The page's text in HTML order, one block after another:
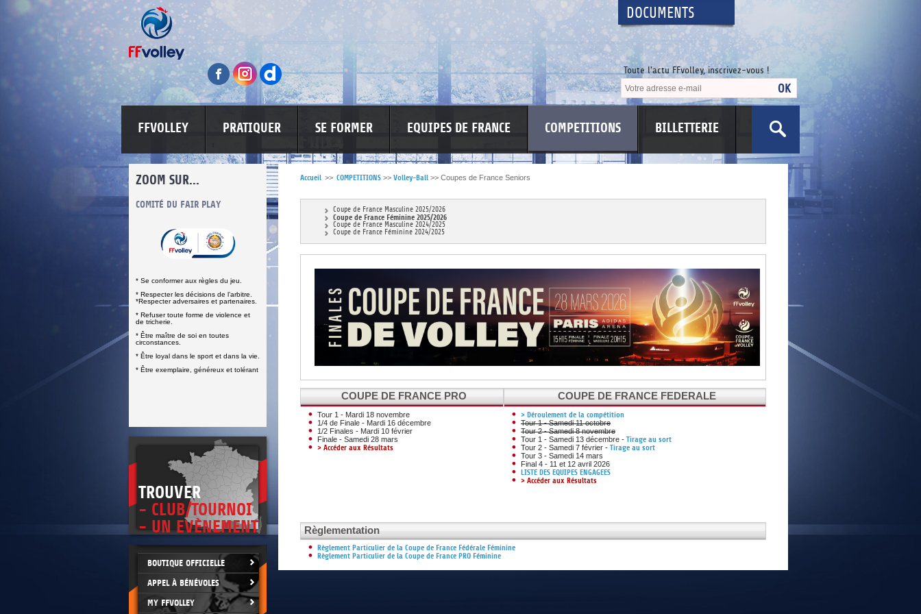
DOCUMENTS
Toute l'actu FFvolley, inscrivez-vous !
FFVOLLEY PRATIQUER SE FORMER EQUIPES DE FRANCE COMPETITIONS BILLETTERIE
ZOOM SUR...
DOCUMENTS UTILES
CLIQUEZ ICI
COMITÉ DU FAIR PLAY
* Se conformer aux règles du jeu.
* Respecter les décisions de l’arbitre.
*Respecter adversaires et partenaires.
* Refuser toute forme de violence et
de tricherie.
* Être maître de soi en toutes
circonstances.
* Être loyal dans le sport et dans la vie.
* Être exemplaire, généreux et tolérant
LUTTE CONTRE LES VIOLENCES MA PETITE SPONSO
DOCUMENTS UTILES
SITUATION SANITAIRE
COVID-19
>CLIQUEZ ICI
TROUVER
- CLUB/TOURNOI
- UN EVÈNEMENT
BOUTIQUE OFFICIELLE
APPEL À BÉNÉVOLES
MY FFVOLLEY
Accueil >> COMPETITIONS >> Volley-Ball >> Coupes de France Seniors
Coupe de France Masculine 2025/2026
Coupe de France Féminine 2025/2026
Coupe de France Masculine 2024/2025
Coupe de France Féminine 2024/2025
COUPE DE FRANCE PRO
Tour 1 - Mardi 18 novembre
1/4 de Finale - Mardi 16 décembre
1/2 Finales - Mardi 10 février
Finale - Samedi 28 mars
> Accéder aux Résultats
COUPE DE FRANCE FEDERALE
> Déroulement de la compétition
Tour 1 - Samedi 11 octobre
Tour 2 - Samedi 8 novembre
Tour 1 - Samedi 13 décembre - Tirage au sort
Tour 2 - Samedi 7 février - Tirage au sort
Tour 3 - Samedi 14 mars
Final 4 - 11 et 12 avril 2026
LISTE DES EQUIPES ENGAGEES
> Accéder aux Résultats
Règlementation
Règlement Particulier de la Coupe de France Fédérale Féminine
Règlement Particulier de la Coupe de France PRO Féminine